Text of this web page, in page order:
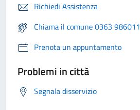
Richiedi Assistenza
Chiama il comune 0363 986011
Prenota un appuntamento
Problemi in città
Segnala disservizio